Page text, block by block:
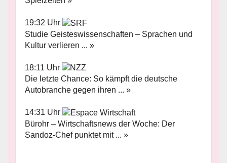
19:32 Uhr
Studie Geisteswissenschaften – Sprachen und
Kultur verlieren ... »
18:11 Uhr
Die letzte Chance: So kämpft die deutsche
Autobranche gegen ihren ... »
14:31 Uhr
Bürohr – Wirtschaftsnews der Woche: Der
Sandoz-Chef punktet mit ... »